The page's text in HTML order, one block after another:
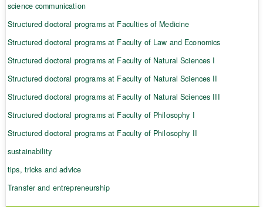
science communication
Structured doctoral programs at Faculties of Medicine
Structured doctoral programs at Faculty of Law and Economics
Structured doctoral programs at Faculty of Natural Sciences I
Structured doctoral programs at Faculty of Natural Sciences II
Structured doctoral programs at Faculty of Natural Sciences III
Structured doctoral programs at Faculty of Philosophy I
Structured doctoral programs at Faculty of Philosophy II
sustainability
tips, tricks and advice
Transfer and entrepreneurship